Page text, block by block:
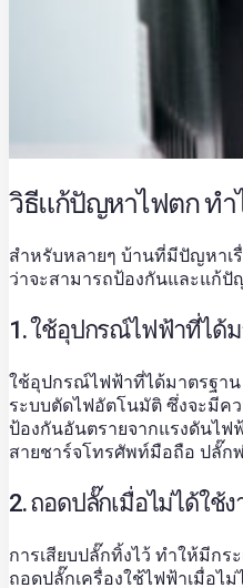
วิธีแก้ปัญหาไฟตก ทำ
สำหรับหลายๆ บ้านที่มีปัญหาเ
ว่าจะสามารถป้องกันและแก้ปั
1. ใช้อุปกรณ์ไฟฟ้าที่ได้
ใช้อุปกรณ์ไฟฟ้าที่ได้มาตรฐา
ระบบตัดไฟอัตโนมัติ ซึ่งจะมีค
ป้องกันอันตรายจากแรงดันไฟ
สายชาร์จโทรศัพท์มือถือ ปลั๊ก
2. ถอดปลั๊กเมื่อไม่ได้ใช้ง
การเสียบปลั๊กทิ้งไว้ ทำให้มีกร
ถอดปลั๊กเครื่องใช้ไฟฟ้าเมื่อไ